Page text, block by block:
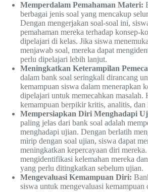
Memperdalam Pemahaman Materi:
berbagai jenis soal yang mencakup
Dengan mengerjakan soal-soal ini,
pemahaman mereka terhadap konsep-
dipelajari di kelas. Jika siswa
menjawab soal, mereka dapat
perlu dipelajari lebih lanjut.
Meningkatkan Keterampilan
dalam bank soal seringkali dirancang
kemampuan siswa dalam menerapkan
dipelajari untuk memecahkan masalah.
kemampuan berpikir kritis, analitis, dan
Mempersiapkan Diri Menghadapi
paling jelas dari bank soal adalah
menghadapi ujian. Dengan berlatih
mirip dengan soal ujian, siswa dapat
meningkatkan kepercayaan diri
mengidentifikasi kelemahan mereka
yang perlu ditingkatkan sebelum ujian.
Mengevaluasi Kemampuan Diri:
siswa untuk mengevaluasi kemampuan